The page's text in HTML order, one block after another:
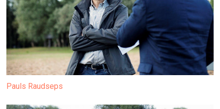
Pauls Raudseps